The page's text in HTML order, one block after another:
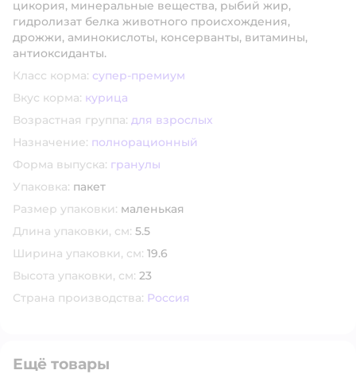
цикория, минеральные вещества, рыбий жир,
гидролизат белка животного происхождения,
дрожжи, аминокислоты, консерванты, витамины,
антиоксиданты.
Класс корма: супер-премиум
Вкус корма: курица
Возрастная группа: для взрослых
Назначение: полнорационный
Форма выпуска: гранулы
Упаковка: пакет
Размер упаковки: маленькая
Длина упаковки, см: 5.5
Ширина упаковки, см: 19.6
Высота упаковки, см: 23
Страна производства: Россия
Ещё товары